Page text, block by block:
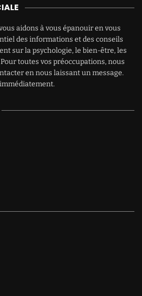
aidons à vous épanouir en vous
des informations et des conseils
sur la psychologie, le bien-être, les
toutes vos préoccupations, nous
en nous laissant un message.